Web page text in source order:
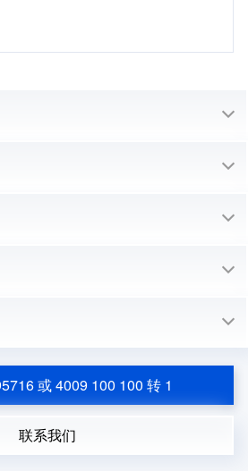
或 4009 100 100 转 1
联系我们